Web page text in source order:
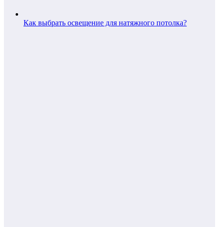
Как выбрать освещение для натяжного потолка?